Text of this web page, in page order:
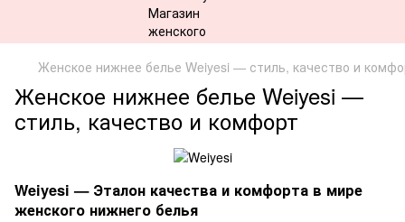
Женское нижнее белье Weiyesi — стиль, качество и
Женское нижнее белье Weiyesi —
стиль, качество и комфорт
Weiyesi — Эталон качества и комфорта в мире
женского нижнего белья